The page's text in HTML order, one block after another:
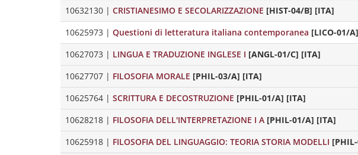
10632130 | CRISTIANESIMO E SECOLARIZZAZIONE [HIST-04/B] [ITA]
10625973 | Questioni di letteratura italiana contemporanea [LICO-01/
10627073 | LINGUA E TRADUZIONE INGLESE I [ANGL-01/C] [ITA]
10627707 | FILOSOFIA MORALE [PHIL-03/A] [ITA]
10625764 | SCRITTURA E DECOSTRUZIONE [PHIL-01/A] [ITA]
10628218 | FILOSOFIA DELL'INTERPRETAZIONE I A [PHIL-01/A] [ITA]
10625918 | FILOSOFIA DEL LINGUAGGIO: TEORIA STORIA MODELLI